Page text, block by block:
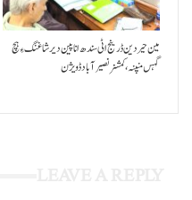
مین حیردین ڈرینج اٹی سندھ انا پین دیر شاغنگ ءِ ہچ
گہس منپنہ،کمشنر نصیرآباد ڈویژن